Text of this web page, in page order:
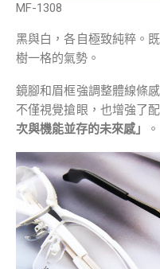
MF-1308
黑與白，各自極致純粹。
樹一格的氣勢。
鏡腳和眉框強調整體線條
不僅視覺搶眼，也增強了
次與機能並存的未來感」
。